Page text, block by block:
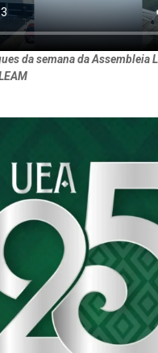
da semana da Assembleia